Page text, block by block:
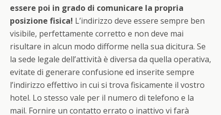
essere poi in grado di comunicare la propria
posizione fisica! L’indirizzo deve essere sempre ben
visibile, perfettamente corretto e non deve mai
risultare in alcun modo difforme nella sua dicitura. Se
la sede legale dell’attività è diversa da quella operativa,
evitate di generare confusione ed inserite sempre
l’indirizzo effettivo in cui si trova fisicamente il vostro
hotel. Lo stesso vale per il numero di telefono e la
mail. Fornire un contatto errato o inattivo vi farà